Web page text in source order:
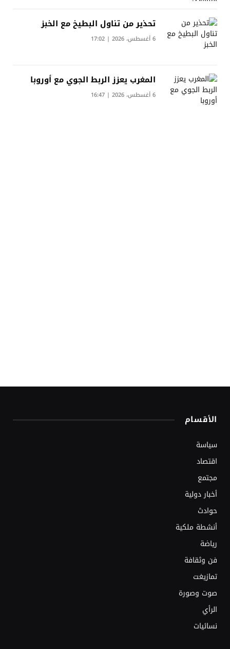
تحذير من تناول البطيخ مع الخبز
6 أغسطس، 2026 | 17:02
المغرب يعزز الربط الجوي مع أوروبا
6 أغسطس، 2026 | 16:47
الأقسام
سياسة
اقتصاد
مجتمع
أخبار دولية
حوادث
أنشطة ملكية
رياضة
فن وثقافة
تمازيغت
صوت وصورة
الرأي
نسائيات